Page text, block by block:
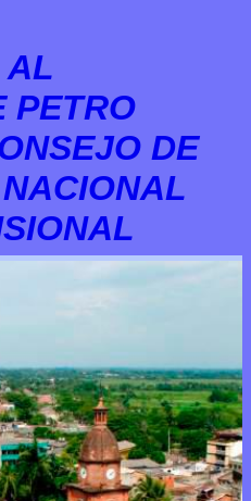
AL
PETRO
DE